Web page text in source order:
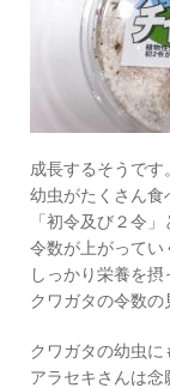
成長するそうです。
幼虫がたくさん食
「初令及び２令
令数が上がってい
しっかり栄養を摂
クワガタの令数
クワガタの幼虫に
アラセキさんは念